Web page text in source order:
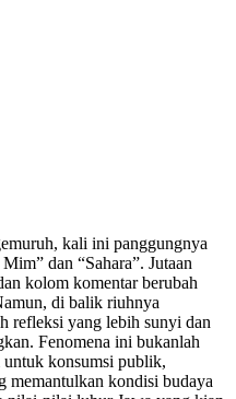
kali ini panggungnya
dan “Sahara”. Jutaan
kolom komentar berubah
di balik riuhnya
refleksi yang lebih sunyi dan
Fenomena ini bukanlah
untuk konsumsi publik,
memantulkan kondisi budaya